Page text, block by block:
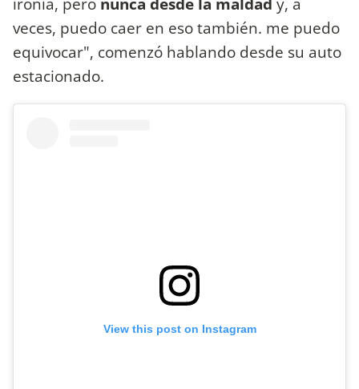
veces, puedo caer en eso también. me puedo
equivocar", comenzó hablando desde su auto
estacionado.
View this post on Instagram